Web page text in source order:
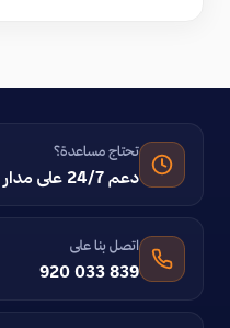
تحتاج مساعدة؟
دعم 24/7 على مدار الساعة
اتصل بنا على
920 033 839